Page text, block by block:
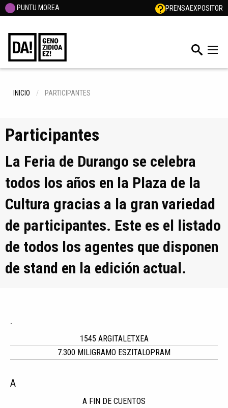
PUNTU MOREA PRENSAEXPOSITOR
INICIO PARTICIPANTES
Participantes
La Feria de Durango se celebra
todos los años en la Plaza de la
Cultura gracias a la gran variedad
de participantes. Este es el listado
de todos los agentes que disponen
de stand en la edición actual.
.
1545 ARGITALETXEA
7.300 MILIGRAMO ESZITALOPRAM
A
A FIN DE CUENTOS